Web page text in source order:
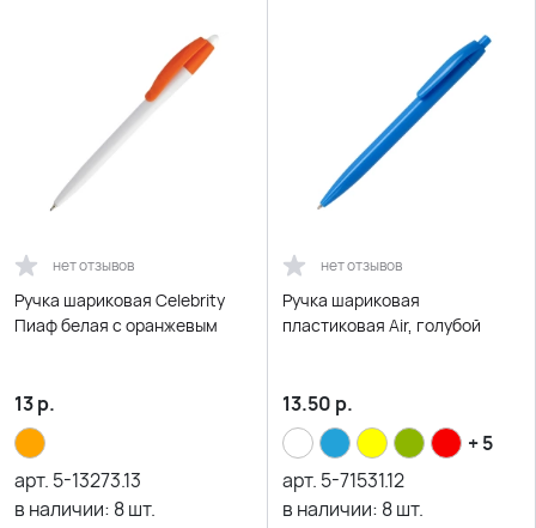
нет отзывов
Ручка шариковая Celebrity
Пиаф белая с оранжевым
13р.
арт. 5-13273.13
в наличии: 8шт.
нет отзывов
Ручка шариковая
пластиковая Air, голубой
13.50 р.
+ 5
арт. 5-71531.12
в наличии: 8шт.